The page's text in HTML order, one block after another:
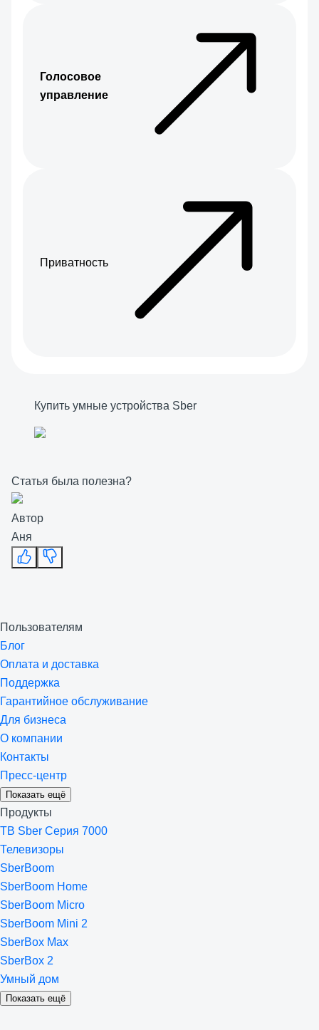
Голосовое
управление
Приватность
Купить умные устройства Sber
Статья была полезна?
Автор
Аня
Пользователям
Блог
Оплата и доставка
Поддержка
Гарантийное обслуживание
Для бизнеса
О компании
Контакты
Пресс-центр
Показать ещё
Продукты
ТВ Sber Серия 7000
Телевизоры
SberBoom
SberBoom Home
SberBoom Micro
SberBoom Mini 2
SberBox Max
SberBox 2
Умный дом
Показать ещё